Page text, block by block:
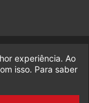
da Legado
experiência. Ao
isso. Para saber